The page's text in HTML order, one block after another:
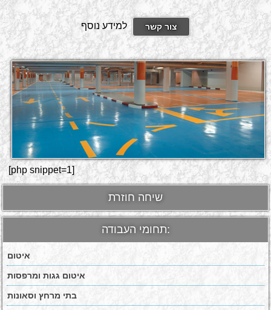
צור קשר
[php snippet=1]
שיחה חוזרת
תחומי העבודה:
איטום
איטום גגות ומרפסות
בתי מרחץ וסאונות